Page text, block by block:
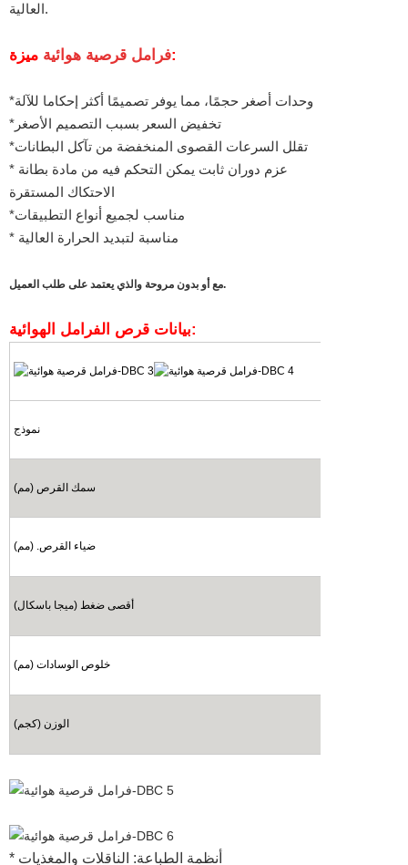
العالية.
فرامل قرصية هوائيةميزة:
*وحدات أصغر حجمًا، مما يوفر تصميمًا أكثر إحكاما للآلة
*تخفيض السعر بسبب التصميم الأصغر
*تقلل السرعات القصوى المنخفضة من تآكل البطانات
* عزم دوران ثابت يمكن التحكم فيه من مادة بطانة
الاحتكاك المستقرة
*مناسب لجميع أنواع التطبيقات
* مناسبة لتبديد الحرارة العالية
مع أو بدون مروحة والذي يعتمد على طلب العميل.
بيانات قرص الفرامل الهوائية:
نموذج
سمك القرص (مم)
ضياء القرص. (مم)
أقصى ضغط (ميجا باسكال)
خلوص الوسادات (مم)
الوزن (كجم)
* أنظمة الطباعة: الناقلات والمغذيات